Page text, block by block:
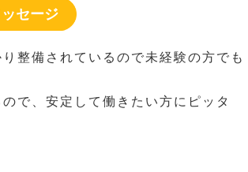
セージ
整備されているので未経験の方でも
で、安定して働きたい方にピッタ